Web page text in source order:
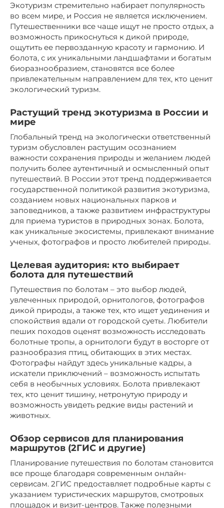
Экотуризм стремительно набирает популярность
во всем мире, и Россия не является исключением.
Путешественники все чаще ищут не просто отдых, а
возможность прикоснуться к дикой природе,
ощутить ее первозданную красоту и гармонию. И
болота, с их уникальными ландшафтами и богатым
биоразнообразием, становятся все более
привлекательным направлением для тех, кто ценит
экологический туризм.
Растущий тренд экотуризма в России и
мире
Глобальный тренд на экологически ответственный
туризм обусловлен растущим осознанием
важности сохранения природы и желанием людей
получить более аутентичный и осмысленный опыт
путешествий. В России этот тренд поддерживается
государственной политикой развития экотуризма,
созданием новых национальных парков и
заповедников, а также развитием инфраструктуры
для приема туристов в природных зонах. Болота,
как уникальные экосистемы, привлекают внимание
ученых, фотографов и просто любителей природы.
Целевая аудитория: кто выбирает
болота для путешествий
Путешествия по болотам – это выбор людей,
увлеченных природой, орнитологов, фотографов
дикой природы, а также тех, кто ищет уединения и
спокойствия вдали от городской суеты. Любители
пеших походов оценят возможность исследовать
болотные тропы, а орнитологи будут в восторге от
разнообразия птиц, обитающих в этих местах.
Фотографы найдут здесь уникальные кадры, а
искатели приключений – возможность испытать
себя в необычных условиях. Болота привлекают
тех, кто ценит тишину, нетронутую природу и
возможность увидеть редкие виды растений и
животных.
Обзор сервисов для планирования
маршрутов (2ГИС и другие)
Планирование путешествия по болотам становится
все проще благодаря современным онлайн-
сервисам. 2ГИС предоставляет подробные карты с
указанием туристических маршрутов, смотровых
площадок и визит-центров. Также полезными